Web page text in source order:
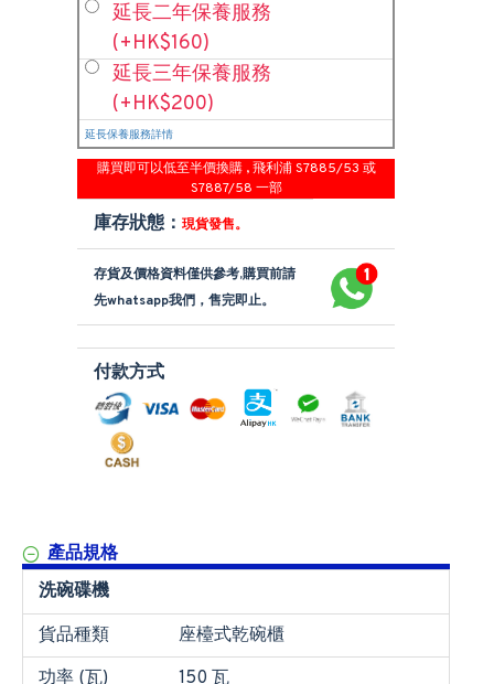
延長二年保養服務
(+HK$160)
延長三年保養服務
(+HK$200)
延長保養服務詳情
購買即可以低至半價換購 , 飛利浦 S7885/53 或
S7887/58 一部
庫存狀態： 現貨發售。
存貨及價格資料僅供參考,購買前請
先whatsapp我們，售完即止。
付款方式
產品規格
洗碗碟機
貨品種類
座檯式乾碗櫃
功率 (瓦)
150 瓦